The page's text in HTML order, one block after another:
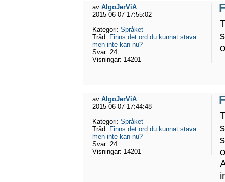
av AlgoJerViA
2015-06-07 17:55:02
Kategori: Språket
Tråd: Finns det ord du kunnat stava
men inte kan nu?
Svar: 24
Visningar: 14201
av AlgoJerViA
2015-06-07 17:44:48
Kategori: Språket
Tråd: Finns det ord du kunnat stava
men inte kan nu?
Svar: 24
Visningar: 14201